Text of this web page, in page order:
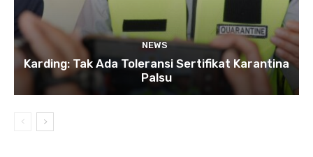
NEWS
Karding: Tak Ada Toleransi Sertifikat Karantina
Palsu